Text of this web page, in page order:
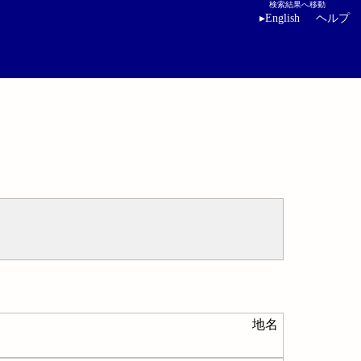
検索結果へ移動
▸English ヘルプ
地名